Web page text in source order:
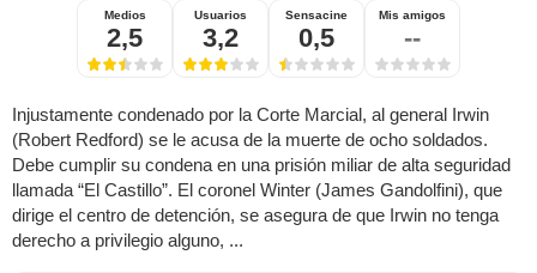
Medios
2,5
Usuarios
3,2
Sensacine
0,5
Mis amigos
--
Injustamente condenado por la Corte Marcial, al general Irwin
(Robert Redford) se le acusa de la muerte de ocho soldados.
Debe cumplir su condena en una prisión miliar de alta seguridad
llamada “El Castillo”. El coronel Winter (James Gandolfini), que
dirige el centro de detención, se asegura de que Irwin no tenga
derecho a privilegio alguno, ...